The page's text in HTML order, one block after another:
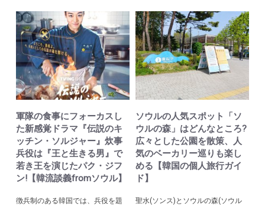
軍隊の食事にフォーカスし
た新感覚ドラマ『伝説のキ
ッチン・ソルジャー』炊事
兵役は『王と生きる男』で
若き王を演じたパク・ジフ
ン!【韓流談義fromソウル】
徴兵制のある韓国では、兵役を題
ソウルの人気スポット「ソ
ウルの森」はどんなところ?
広々とした公園を散策、人
気のベーカリー巡りも楽し
める【韓国の個人旅行ガイ
ド】
聖水(ソンス)とソウルの森(ソウル